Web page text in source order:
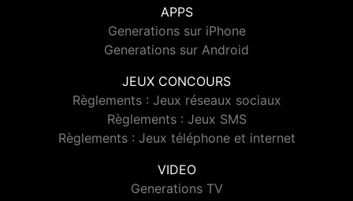
APPS
Generations sur iPhone
Generations sur Android
JEUX CONCOURS
Règlements : Jeux réseaux sociaux
Règlements : Jeux SMS
Règlements : Jeux téléphone et internet
VIDEO
Generations TV